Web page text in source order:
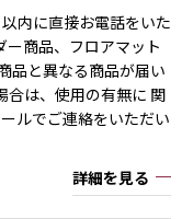
内に直接お電話をいた
商品、フロアマット
品と異なる商品が届い
合は、使用の有無に 関
ルでご連絡をいただい
詳細を見る